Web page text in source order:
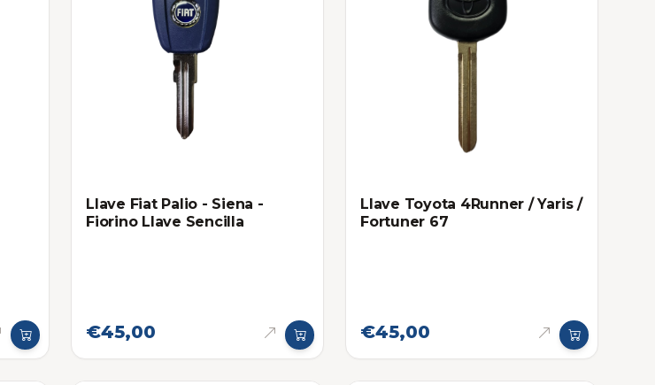
Llave Fiat Palio - Siena -
Fiorino Llave Sencilla
€45,00
Llave Toyota 4Runner / Yaris /
Fortuner 67
€45,00